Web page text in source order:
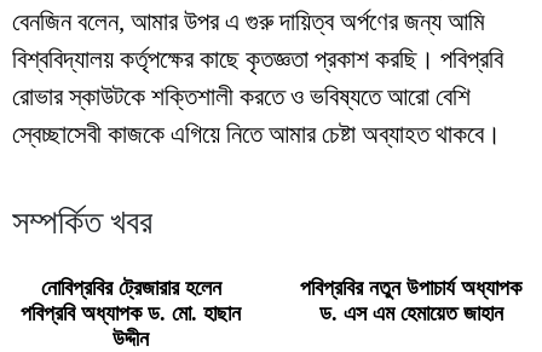
বেনজিন বলেন, আমার উপর এ গুরু দায়িত্ব অর্পণের জন্য আমি
বিশ্ববিদ্যালয় কর্তৃপক্ষের কাছে কৃতজ্ঞতা প্রকাশ করছি। পবিপ্রবি
রোভার স্কাউটকে শক্তিশালী করতে ও ভবিষ্যতে আরো বেশি
স্বেচ্ছাসেবী কাজকে এগিয়ে নিতে আমার চেষ্টা অব্যাহত থাকবে।
সম্পর্কিত খবর
নোবিপ্রবির ট্রেজারার হলেন
পবিপ্রবি অধ্যাপক ড. মো. হাছান
উদ্দীন
পবিপ্রবির নতুন উপাচার্য অধ্যাপক
ড. এস এম হেমায়েত জাহান